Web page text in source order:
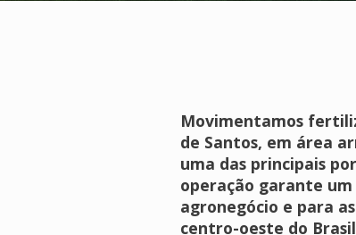
Movimentamos
de Santos, em área
uma das principais
operação garante
agronegócio e para
centro-oeste do